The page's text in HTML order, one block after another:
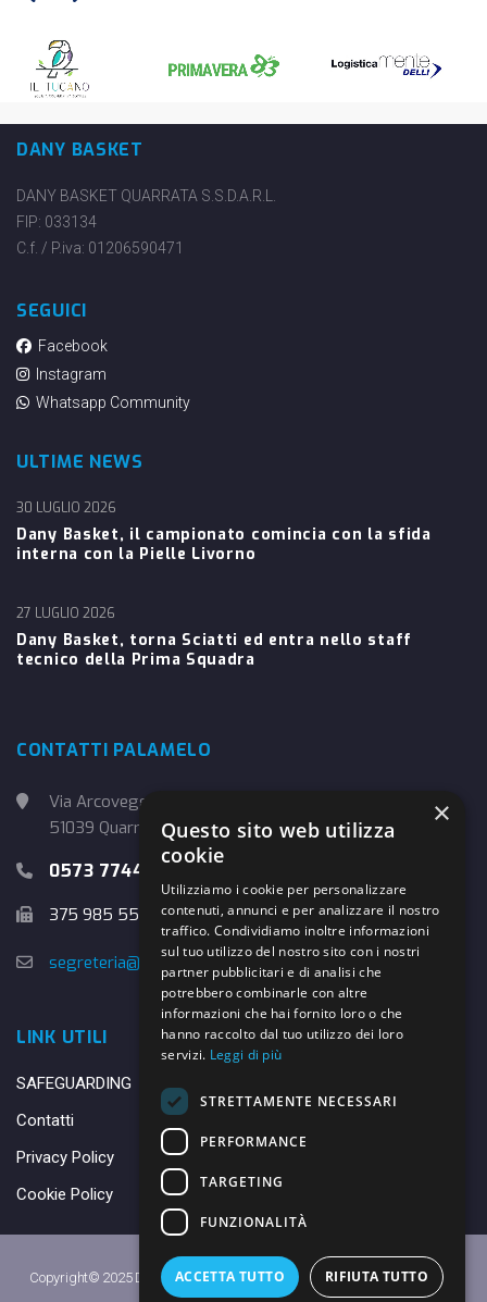
DANY BASKET
DANY BASKET QUARRATA S.S.D.A.R.L.
FIP: 033134
C.f. / P.iva: 01206590471
SEGUICI
Facebook
Instagram
Whatsapp Community
ULTIME NEWS
Dany Basket, il campionato comincia con la sfida
interna con la Pielle Livorno
30 LUGLIO 2026
Dany Basket, torna Sciatti ed entra nello staff
tecnico della Prima Squadra
27 LUGLIO 2026
CONTATTI PALAMELO
Via Arcoveggio, 4
51039 Quarrata (PT)
0573 774457
375 985 5526
segreteria@danybasket.it
LINK UTILI
SAFEGUARDING
Contatti
Privacy Policy
Cookie Policy
Copyright© 2025 DANY BASKET QUARRATA S.S.D.A.R.L. -Privacy Policy
×
Questo sito web utilizza
cookie
Utilizziamo i cookie per personalizzare
contenuti, annunci e per analizzare il nostro
traffico. Condividiamo inoltre informazioni
sul tuo utilizzo del nostro sito con i nostri
partner pubblicitari e di analisi che
potrebbero combinarle con altre
informazioni che hai fornito loro o che
hanno raccolto dal tuo utilizzo dei loro
servizi. Leggi di più
STRETTAMENTE NECESSARI
PERFORMANCE
TARGETING
FUNZIONALITÀ
ACCETTA TUTTO RIFIUTA TUTTO